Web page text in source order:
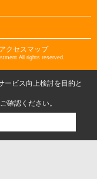
アクセスマップ
All rights reserved.
ービス向上検討を目的と
確認ください。